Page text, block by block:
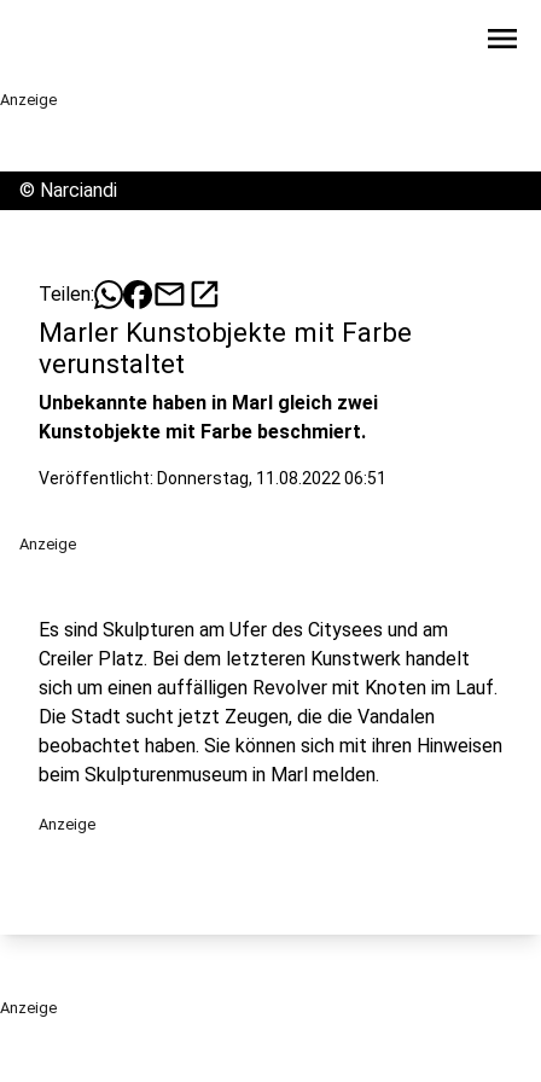
menu
Anzeige
© Narciandi
Teilen: mailopen_in_new
Marler Kunstobjekte mit Farbe
verunstaltet
Unbekannte haben in Marl gleich zwei
Kunstobjekte mit Farbe beschmiert.
Veröffentlicht: Donnerstag, 11.08.2022 06:51
Anzeige
Es sind Skulpturen am Ufer des Citysees und am
Creiler Platz. Bei dem letzteren Kunstwerk handelt
sich um einen auffälligen Revolver mit Knoten im Lauf.
Die Stadt sucht jetzt Zeugen, die die Vandalen
beobachtet haben. Sie können sich mit ihren Hinweisen
beim Skulpturenmuseum in Marl melden.
Anzeige
Anzeige